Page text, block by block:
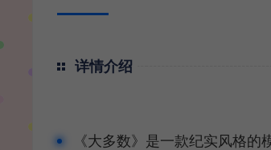
详情介绍
《大多数》是一款纪实风格